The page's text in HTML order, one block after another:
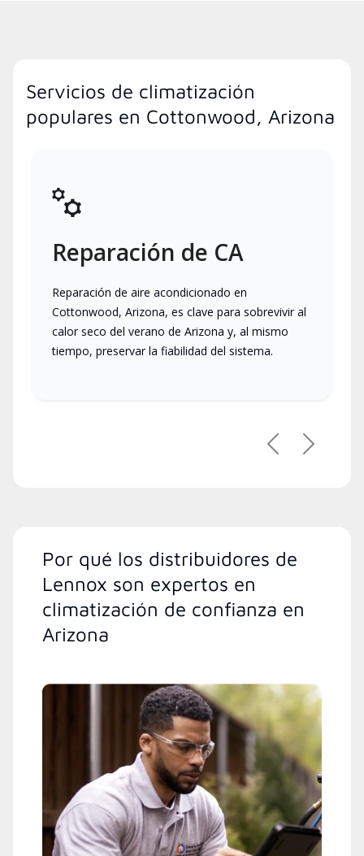
Servicios de climatización
populares en Cottonwood, Arizona
Reparación de CA
Reparación de aire acondicionado en
Cottonwood, Arizona, es clave para sobrevivir al
calor seco del verano de Arizona y, al mismo
tiempo, preservar la fiabilidad del sistema.
PreviousNext
Por qué los distribuidores de
Lennox son expertos en
climatización de confianza en
Arizona